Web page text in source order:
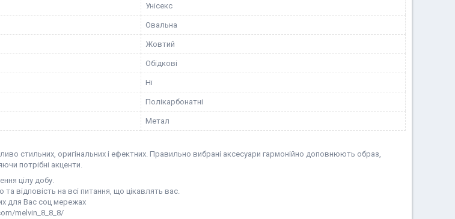
Унісекс
Овальна
Жовтий
Обідкові
Ні
Полікарбонатні
Метал
стильних, оригінальних і ефектних. Правильно вибрані аксесуари гармонійно доповнюють образ,
потрібні акценти.
цілу добу.
відповість на всі питання, що цікавлять вас.
для Вас соц мережах
melvin_8_8_8/